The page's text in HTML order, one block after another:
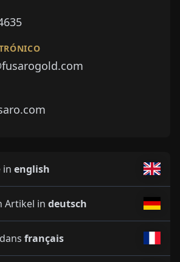
in english
Artikel in deutsch
français